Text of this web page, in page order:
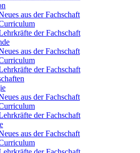
aus der Fachschaft
der Fachschaft
aus der Fachschaft
der Fachschaft
aus der Fachschaft
der Fachschaft
aus der Fachschaft